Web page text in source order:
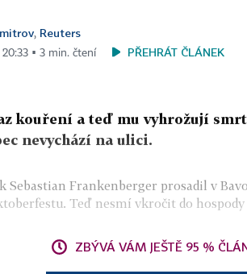
, Reuters
20:33 ▪ 3 min. čtení PŘEHRÁT ČLÁNEK
kouření a teď mu vyhrožují
nevychází na ulici.
Sebastian Frankenberger prosadil v
Teď nesmí vkročit do hospody
ZBÝVÁ VÁM JEŠTĚ 95 %